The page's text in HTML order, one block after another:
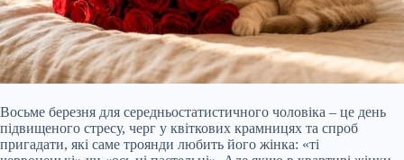
Восьме березня для середньостатистичного чоловіка – це день
підвищеного стресу, черг у квіткових крамницях та спроб
пригадати, які саме троянди любить його жінка: «ті